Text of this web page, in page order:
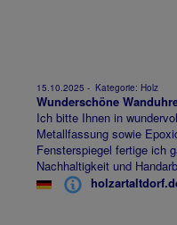
15.10.2025 - Kategorie: Holz
Wunderschöne
Ich bitte Ihnen in
Metallfassung sowie
Fensterspiegel fertige ich
Nachhaltigkeit und